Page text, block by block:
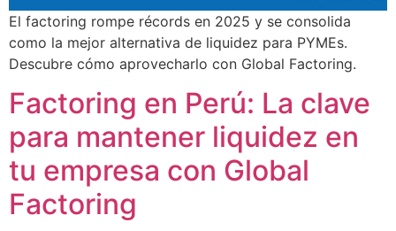
El factoring rompe récords en 2025 y se consolida
como la mejor alternativa de liquidez para PYMEs.
Descubre cómo aprovecharlo con Global Factoring.
Factoring en Perú: La clave
para mantener liquidez en
tu empresa con Global
Factoring